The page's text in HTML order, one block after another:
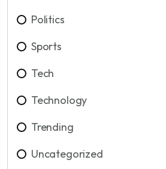
Politics
Sports
Tech
Technology
Trending
Uncategorized